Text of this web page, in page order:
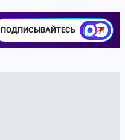
ПОДПИСЫВАЙТЕСЬ